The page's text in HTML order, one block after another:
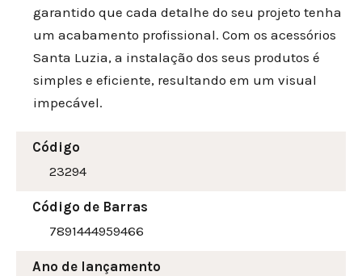
garantido que cada detalhe do seu projeto tenha
um acabamento profissional. Com os acessórios
Santa Luzia, a instalação dos seus produtos é
simples e eficiente, resultando em um visual
impecável.
Código
23294
Código de Barras
7891444959466
Ano de lançamento